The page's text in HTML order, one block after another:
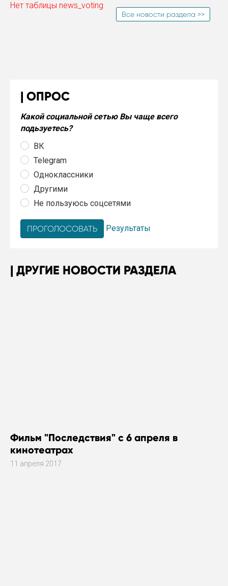
Нет таблицы news_voting
Все новости раздела >>
ОПРОС
Какой социальной сетью Вы чаще всего
подьзуетесь?
ВК
Telegram
Одноклассники
Другими
Не пользуюсь соцсетями
Результаты
ДРУГИЕ НОВОСТИ РАЗДЕЛА
Фильм "Последствия" с 6 апреля в
кинотеатрах
11 апреля 2017